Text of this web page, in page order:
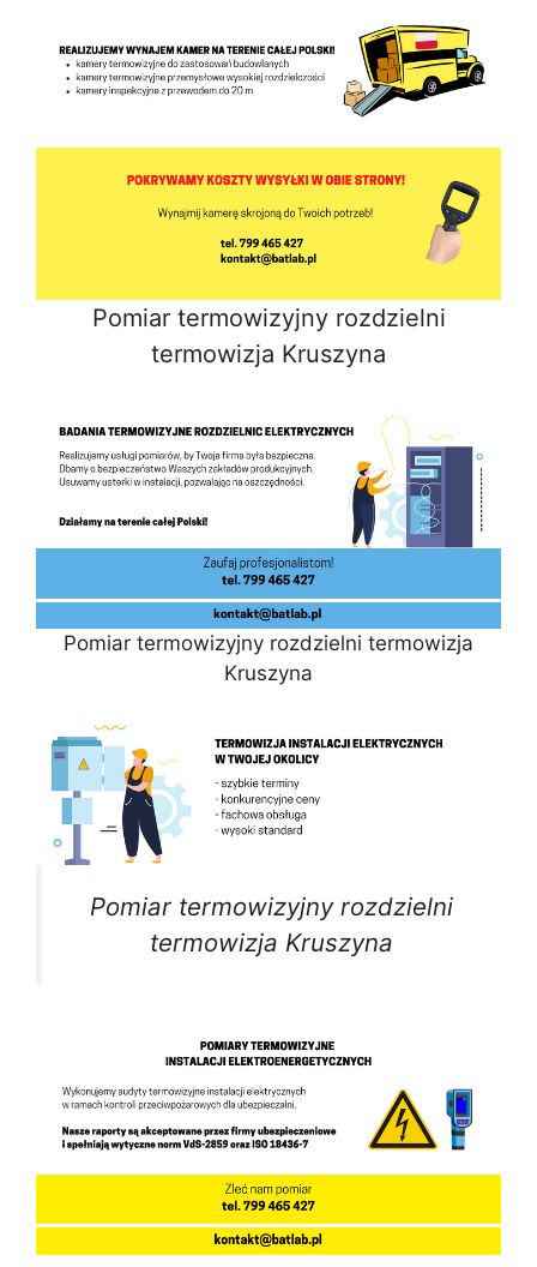
Pomiar termowizyjny rozdzielni
termowizja Kruszyna
Pomiar termowizyjny rozdzielni termowizja
Kruszyna
Pomiar termowizyjny rozdzielni
termowizja Kruszyna